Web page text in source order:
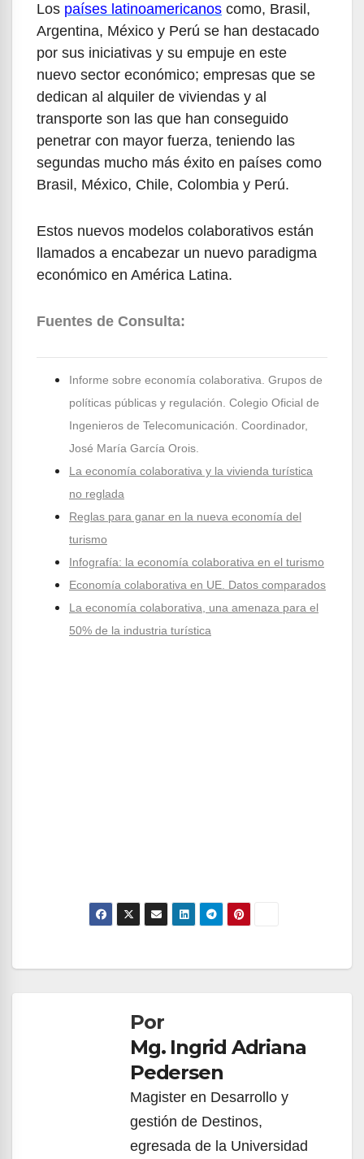
Los países latinoamericanos como, Brasil,
Argentina, México y Perú se han destacado
por sus iniciativas y su empuje en este
nuevo sector económico; empresas que se
dedican al alquiler de viviendas y al
transporte son las que han conseguido
penetrar con mayor fuerza, teniendo las
segundas mucho más éxito en países como
Brasil, México, Chile, Colombia y Perú.
Estos nuevos modelos colaborativos están
llamados a encabezar un nuevo paradigma
económico en América Latina.
Fuentes de Consulta:
Informe sobre economía colaborativa. Grupos de
políticas públicas y regulación. Colegio Oficial de
Ingenieros de Telecomunicación. Coordinador,
José María García Orois.
La economía colaborativa y la vivienda turística
no reglada
Reglas para ganar en la nueva economía del
turismo
Infografía: la economía colaborativa en el turismo
Economía colaborativa en UE. Datos comparados
La economía colaborativa, una amenaza para el
50% de la industria turística
Navegación
entradasPor
Mg. Ingrid Adriana
Pedersen
Magister en Desarrollo y
gestión de Destinos,
egresada de la Universidad